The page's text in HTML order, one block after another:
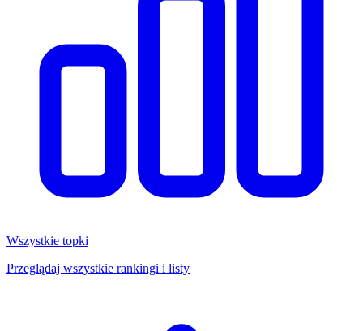
Wszystkie topki
Przeglądaj wszystkie rankingi i listy